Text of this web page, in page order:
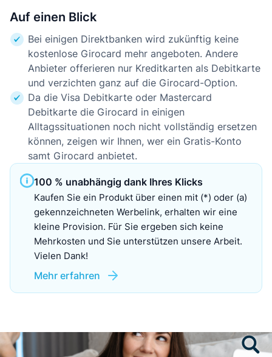
Auf einen Blick
Bei einigen Direktbanken wird zukünftig keine
kostenlose Girocard mehr angeboten. Andere
Anbieter offerieren nur Kreditkarten als Debitkarte
und verzichten ganz auf die Girocard-Option.
Da die Visa Debitkarte oder Mastercard
Debitkarte die Girocard in einigen
Alltagssituationen noch nicht vollständig ersetzen
können, zeigen wir Ihnen, wer ein Gratis-Konto
samt Girocard anbietet.
100 % unabhängig dank Ihres Klicks
Kaufen Sie ein Produkt über einen mit (*) oder (a)
gekennzeichneten Werbelink, erhalten wir eine
kleine Provision. Für Sie ergeben sich keine
Mehrkosten und Sie unterstützen unsere Arbeit.
Vielen Dank!
Mehr erfahren